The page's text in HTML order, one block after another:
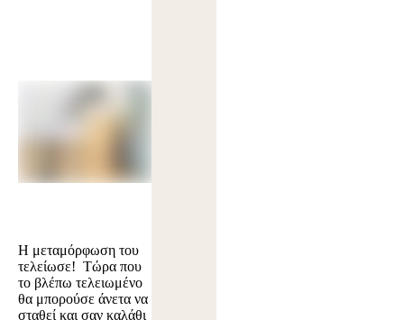
Η μεταμόρφωση του
τελείωσε! Τώρα που
το βλέπω τελειωμένο
θα μπορούσε άνετα να
σταθεί και σαν καλάθι